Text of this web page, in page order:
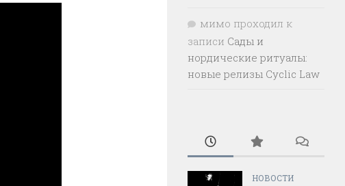
мимо проходил к
записи Сады и
нордические ритуалы:
новые релизы Cyclic Law
НОВОСТИ